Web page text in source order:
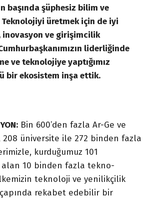
başında şüphesiz bilim ve
üretmek için de iyi
inovasyon ve girişimcilik
liderliğinde
ve teknolojiye yaptığımız
bir ekosistem inşa ettik.
Bin 600’den fazla Ar-Ge ve
208 üniversite ile 272 binden fazla
kurduğumuz 101
10 binden fazla tekno-
teknoloji ve yenilikçilik
rekabet edebilir bir